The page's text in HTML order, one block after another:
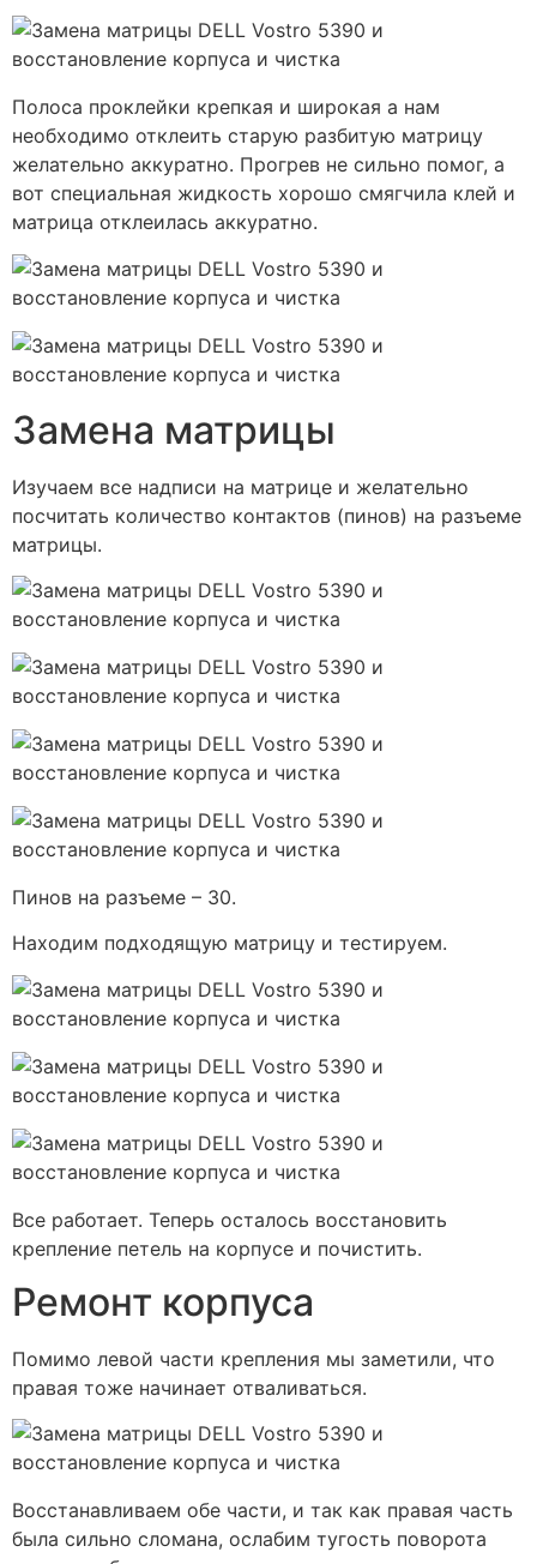
Полоса проклейки крепкая и широкая а нам
необходимо отклеить старую разбитую матрицу
желательно аккуратно. Прогрев не сильно помог, а
вот специальная жидкость хорошо смягчила клей и
матрица отклеилась аккуратно.
Замена матрицы
Изучаем все надписи на матрице и желательно
посчитать количество контактов (пинов) на разъеме
матрицы.
Пинов на разъеме – 30.
Находим подходящую матрицу и тестируем.
Все работает. Теперь осталось восстановить
крепление петель на корпусе и почистить.
Ремонт корпуса
Помимо левой части крепления мы заметили, что
правая тоже начинает отваливаться.
Восстанавливаем обе части, и так как правая часть
была сильно сломана, ослабим тугость поворота